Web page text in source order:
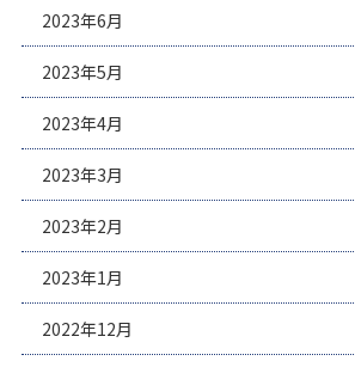
2023年6月
2023年5月
2023年4月
2023年3月
2023年2月
2023年1月
2022年12月